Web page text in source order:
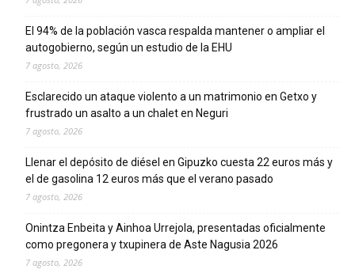
El 94% de la población vasca respalda mantener o ampliar el
autogobierno, según un estudio de la EHU
7 agosto, 2026
Esclarecido un ataque violento a un matrimonio en Getxo y
frustrado un asalto a un chalet en Neguri
7 agosto, 2026
Llenar el depósito de diésel en Gipuzko cuesta 22 euros más y
el de gasolina 12 euros más que el verano pasado
7 agosto, 2026
Onintza Enbeita y Ainhoa Urrejola, presentadas oficialmente
como pregonera y txupinera de Aste Nagusia 2026
7 agosto, 2026